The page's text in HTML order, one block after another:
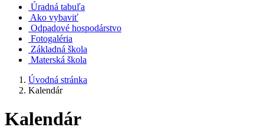
Úradná tabuľa
Ako vybaviť
Odpadové hospodárstvo
Fotogaléria
Základná škola
Materská škola
Úvodná stránka
Kalendár
Kalendár